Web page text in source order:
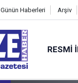
Günün Haberleri Arşiv
RESMI